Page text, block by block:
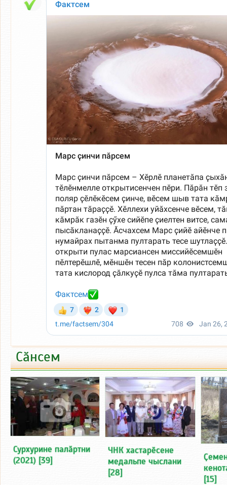
Сӑнсем
Сурхурине палӑртни
(2021) [39]
ЧНК хастарӗсене
медальпе чыслани
[28]
[15]